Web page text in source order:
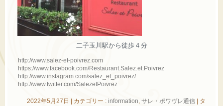
二子玉川駅から徒歩４分
http://www.salez-et-poivrez.com
https://www.facebook.com/Restaurant.Salez.et.Poivrez
http://www.instagram.com/salez_et_poivrez/
http://www.twitter.com/SalezetPoivrez
2022年5月27日 | カテゴリー : information, サレ・ポワヴレ通信 | タ